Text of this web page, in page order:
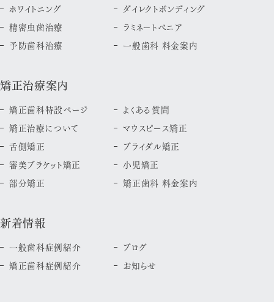
ホワイトニング
精密虫歯治療
予防歯科治療
ダイレクトボンディング
ラミネートべニア
一般歯科 料金案内
矯正治療案内
矯正歯科特設ページ
矯正治療について
舌側矯正
審美ブラケット矯正
部分矯正
よくある質問
マウスピース矯正
ブライダル矯正
小児矯正
矯正歯科 料金案内
新着情報
一般歯科症例紹介
矯正歯科症例紹介
ブログ
お知らせ